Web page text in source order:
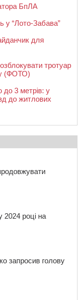
БпЛА
у “Лото-Забава”
для
тротуар
(ФОТО)
3 метрів: у
до житлових
2024 році на
запросив голову